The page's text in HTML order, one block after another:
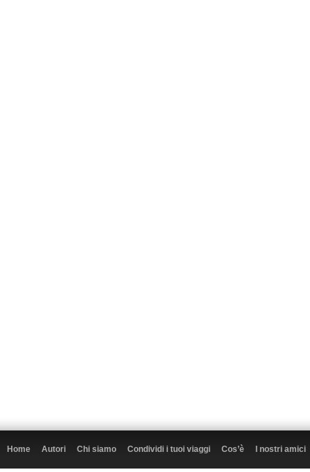
Home Autori Chi siamo Condividi i tuoi viaggi Cos’è I nostri amici